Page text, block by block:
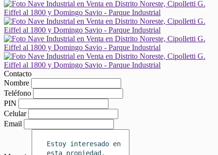
Contacto
Nombre
Teléfono
PIN
Celular
Email